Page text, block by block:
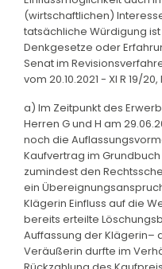
(wirtschaftlichen)
tatsächliche Würdigung
Denkgesetze oder
Senat im
vom 20.10.2021 - XI R 19/20,
a) Im Zeitpunkt des
Herren G und H am
noch die
Kaufvertrag im
zumindest den
ein
Klägerin Einfluss auf die
bereits erteilte
Auffassung der Klägerin–
Veräußerin durfte im